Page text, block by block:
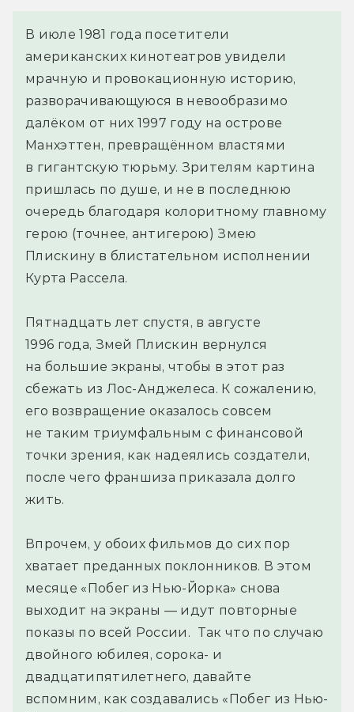
В июле 1981 года посетители
американских кинотеатров увидели
мрачную и провокационную историю,
разворачивающуюся в невообразимо
далёком от них 1997 году на острове
Манхэттен, превращённом властями
в гигантскую тюрьму. Зрителям картина
пришлась по душе, и не в последнюю
очередь благодаря колоритному главному
герою (точнее, антигерою) Змею
Плискину в блистательном исполнении
Курта Рассела.
Пятнадцать лет спустя, в августе
1996 года, Змей Плискин вернулся
на большие экраны, чтобы в этот раз
сбежать из Лос-Анджелеса. К сожалению,
его возвращение оказалось совсем
не таким триумфальным с финансовой
точки зрения, как надеялись создатели,
после чего франшиза приказала долго
жить.
Впрочем, у обоих фильмов до сих пор
хватает преданных поклонников. В этом
месяце «Побег из Нью-Йорка» снова
выходит на экраны — идут повторные
показы по всей России. Так что по случаю
двойного юбилея, сорока- и
двадцатипятилетнего, давайте
вспомним, как создавались «Побег из Нью-